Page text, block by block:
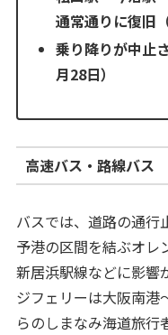
通常通りに復旧
乗り降りが中止
月28日）
高速バス・路線バス
バスでは、道路の通行
予港の区間を結ぶオレ
新居浜駅線などに影響
ジフェリーは大阪南港
らのしまなみ海道旅行